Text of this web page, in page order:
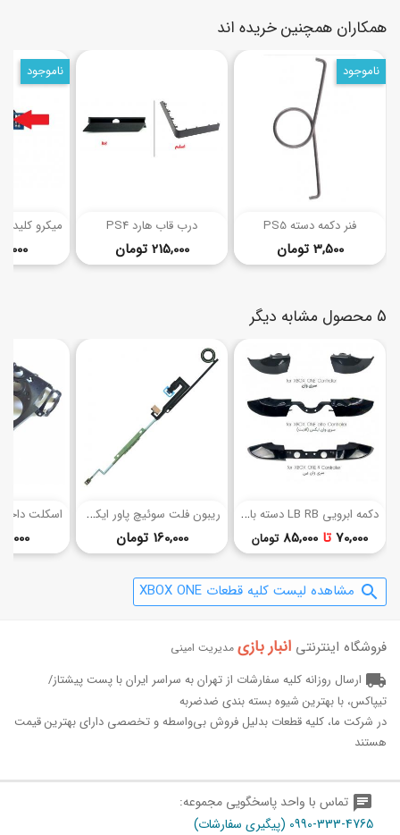
همکاران همچنین خریده اند
فنر دکمه دسته PS5
قیمت 3,500 تومان
ناموجود
درب قاب هارد PS4
قیمت215,000 تومان 20,000
ناموجود
5 محصول مشابه دیگر
د
کمه ابرویی LB RB دسته بازی ایکس باکس وان
قیمت 70,000 تا 85,000 تومان
ر
یبون فلت سوئیچ پاور ایکس باکس وان
قیمت 160,000 تومان 120,000
search مشاهده لیست کلیه قطعات XBOX ONE
فروشگاه اینترنتی انبار بازی‌ مدیریت امینی
local_shipping ارسال روزانه کلیه سفارشات از تهران به سراسر ایران با پست پیشتاز/
تیپاکس، با بهترین شیوه بسته بندی ضدضربه
در شرکت ما، کلیه قطعات بدلیل فروش بی‌واسطه و تخصصی دارای بهترین قیمت
هستند
chat تماس با واحد پاسخگویی مجموعه:
0990-333-4765 (پیگیری سفارشات)